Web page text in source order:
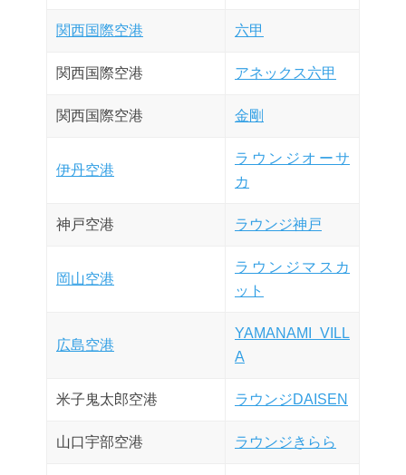
関西国際空港 六甲
関西国際空港 アネックス六甲
関西国際空港 金剛
伊丹空港
ラウンジオーサ
カ
神戸空港 ラウンジ神戸
岡山空港
ラウンジマスカ
ット
広島空港
YAMANAMI VILL
A
米子鬼太郎空港 ラウンジDAISEN
山口宇部空港 ラウンジきらら